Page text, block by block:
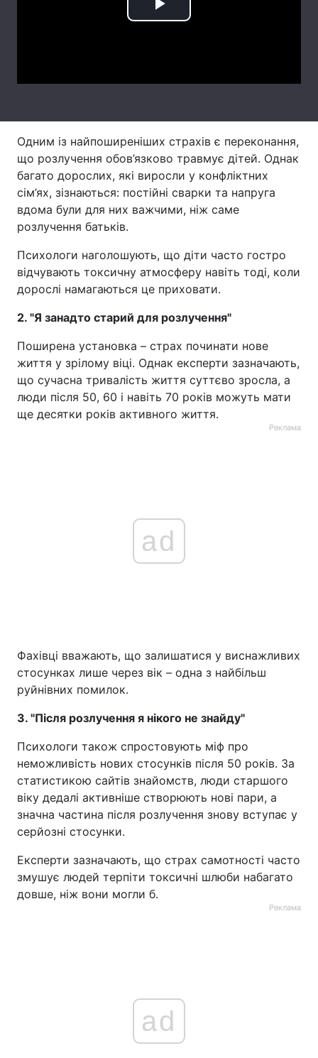
Статті
Послуги
Тема оформлення
Play
Одним із найпоширеніших страхів є переконання,
що розлучення обов’язково травмує дітей. Однак
багато дорослих, які виросли у конфліктних
сім’ях, зізнаються: постійні сварки та напруга
вдома були для них важчими, ніж саме
розлучення батьків.
Психологи наголошують, що діти часто гостро
відчувають токсичну атмосферу навіть тоді, коли
дорослі намагаються це приховати.
2. "Я занадто старий для розлучення"
Поширена установка – страх починати нове
життя у зрілому віці. Однак експерти зазначають,
що сучасна тривалість життя суттєво зросла, а
люди після 50, 60 і навіть 70 років можуть мати
ще десятки років активного життя.
Реклама
ad
Фахівці вважають, що залишатися у виснажливих
стосунках лише через вік – одна з найбільш
руйнівних помилок.
3. "Після розлучення я нікого не знайду"
Психологи також спростовують міф про
неможливість нових стосунків після 50 років. За
статистикою сайтів знайомств, люди старшого
віку дедалі активніше створюють нові пари, а
значна частина після розлучення знову вступає у
серйозні стосунки.
Експерти зазначають, що страх самотності часто
змушує людей терпіти токсичні шлюби набагато
довше, ніж вони могли б.
Реклама
ad